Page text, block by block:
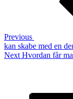
Previous
kan skabe med en
Next
Next Hvordan får